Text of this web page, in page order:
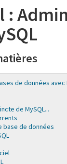
:
de données avec
de MySQL...
base de données